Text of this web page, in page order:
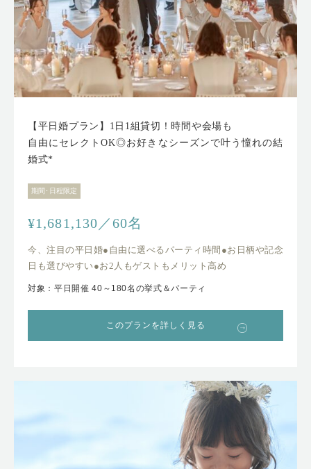
【平日婚プラン】1日1組貸切！時間や会場も
自由にセレクトOK◎お好きなシーズンで叶う憧れの結
婚式*
期間･日程限定
¥1,681,130／60名
今、注目の平日婚●自由に選べるパーティ時間●お日柄や記念
日も選びやすい●お2人もゲストもメリット高め
対象：平日開催 40～180名の挙式＆パーティ
このプランを詳しく見る